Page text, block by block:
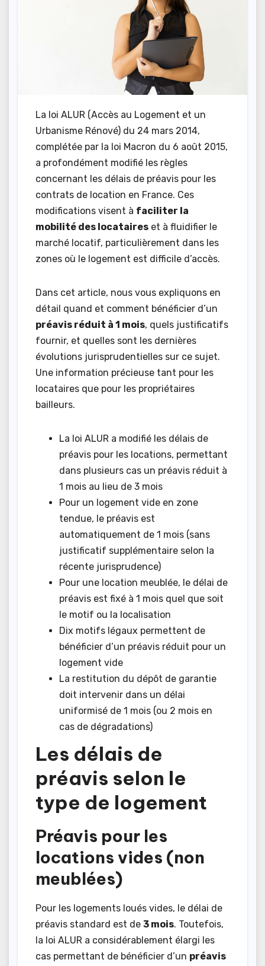
La loi ALUR (Accès au Logement et un
Urbanisme Rénové) du 24 mars 2014,
complétée par la loi Macron du 6 août 2015,
a profondément modifié les règles
concernant les délais de préavis pour les
contrats de location en France. Ces
modifications visent à faciliter la
mobilité des locataires et à fluidifier le
marché locatif, particulièrement dans les
zones où le logement est difficile d’accès.
Dans cet article, nous vous expliquons en
détail quand et comment bénéficier d’un
préavis réduit à 1 mois, quels justificatifs
fournir, et quelles sont les dernières
évolutions jurisprudentielles sur ce sujet.
Une information précieuse tant pour les
locataires que pour les propriétaires
bailleurs.
La loi ALUR a modifié les délais de
préavis pour les locations, permettant
dans plusieurs cas un préavis réduit à
1 mois au lieu de 3 mois
Pour un logement vide en zone
tendue, le préavis est
automatiquement de 1 mois (sans
justificatif supplémentaire selon la
récente jurisprudence)
Pour une location meublée, le délai de
préavis est fixé à 1 mois quel que soit
le motif ou la localisation
Dix motifs légaux permettent de
bénéficier d’un préavis réduit pour un
logement vide
La restitution du dépôt de garantie
doit intervenir dans un délai
uniformisé de 1 mois (ou 2 mois en
cas de dégradations)
Les délais de
préavis selon le
type de logement
Préavis pour les
locations vides (non
meublées)
Pour les logements loués vides, le délai de
préavis standard est de 3 mois. Toutefois,
la loi ALUR a considérablement élargi les
cas permettant de bénéficier d’un préavis